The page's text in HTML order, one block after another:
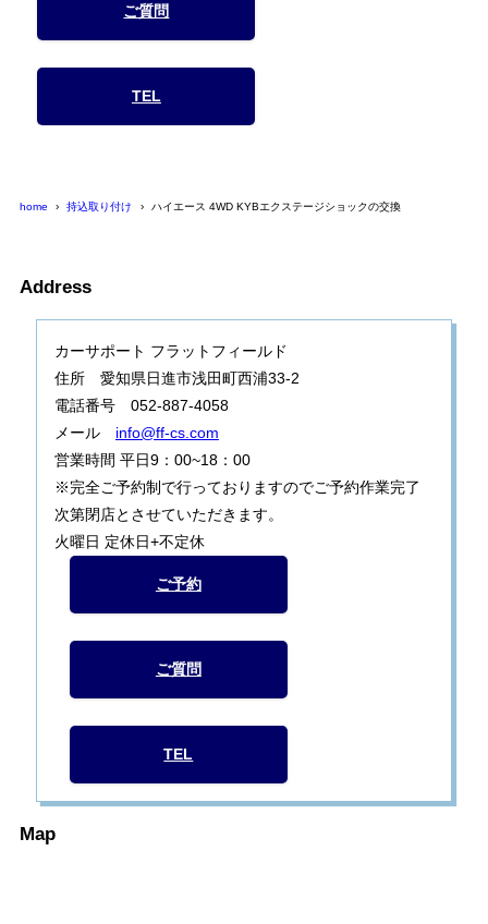
ご質問
TEL
home 持込取り付け ハイエース 4WD KYBエクステージショックの交換
Address
カーサポート フラットフィールド
住所 愛知県日進市浅田町西浦33-2
電話番号 052-887-4058
メール info@ff-cs.com
営業時間 平日9：00~18：00
※完全ご予約制で行っておりますのでご予約作業完了
次第閉店とさせていただきます。
火曜日 定休日+不定休
ご予約
ご質問
TEL
Map